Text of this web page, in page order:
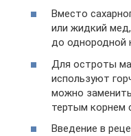
Вместо
или жидкий
до однородной
Для остроты
используют
можно
тертым корнем
Введение в